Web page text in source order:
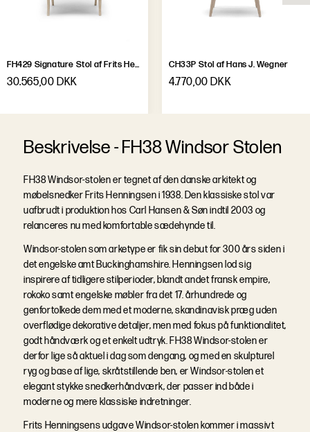
FH429 Signature Stol af Frits Henningsen
30.565,00 DKK
CH33P Stol af Hans J. Wegner
4.770,00 DKK
Beskrivelse-FH38 Windsor Stolen
FH38 Windsor-stolen er tegnet af den danske arkitekt og
møbelsnedker Frits Henningsen i 1938. Den klassiske stol var
uafbrudt i produktion hos Carl Hansen & Søn indtil 2003 og
relanceres nu med komfortable sædehynde til.
Windsor-stolen som arketype er fik sin debut for 300 års siden i
det engelske amt Buckinghamshire. Henningsen lod sig
inspirere af tidligere stilperioder, blandt andet fransk empire,
rokoko samt engelske møbler fra det 17. århundrede og
genfortolkede dem med et moderne, skandinavisk præg uden
overflødige dekorative detaljer, men med fokus på funktionalitet,
godt håndværk og et enkelt udtryk. FH38 Windsor-stolen er
derfor lige så aktuel i dag som dengang, og med en skulpturel
ryg og base af lige, skråtstillende ben, er Windsor-stolen et
elegant stykke snedkerhåndværk, der passer ind både i
moderne og mere klassiske indretninger.
Frits Henningsens udgave Windsor-stolen kommer i massivt